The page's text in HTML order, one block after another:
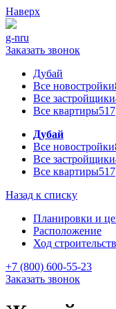
Наверх
g-nru
Заказать звонок
Дубай
Все новостройки
Все застройщики
Все квартиры517
Дубай
Все новостройки
Все застройщики
Все квартиры517
Назад к списку
Планировки и
Расположение
Ход
+7 (800) 600-55-23
Заказать звонок